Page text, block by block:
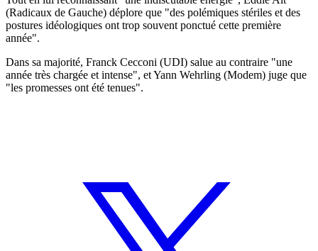
(Radicaux de Gauche) déplore que "des polémiques stériles et des
postures idéologiques ont trop souvent ponctué cette première
année".
Dans sa majorité, Franck Cecconi (UDI) salue au contraire "une
année très chargée et intense", et Yann Wehrling (Modem) juge que
"les promesses ont été tenues".